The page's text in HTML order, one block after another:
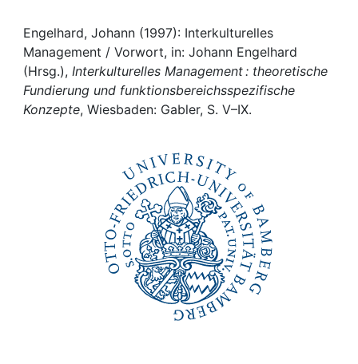
Institutions
Awards
My FIS
Engelhard, Johann (1997): Interkulturelles
Management / Vorwort, in: Johann Engelhard
(Hrsg.), Interkulturelles Management : theoretische
Fundierung und funktionsbereichsspezifische
Konzepte, Wiesbaden: Gabler, S. V–IX.